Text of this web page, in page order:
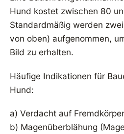
Hund kostet zwischen 80
Standardmäßig werden
von oben) aufgenommen,
Bild zu erhalten.
Häufige Indikationen für
Hund:
a) Verdacht auf
b) Magenüberblähung